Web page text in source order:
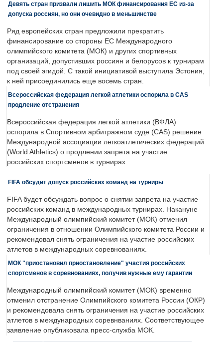
Девять стран призвали лишить МОК финансирования ЕС из-за
допуска россиян, но они очевидно в меньшинстве
Ряд европейских стран предложили прекратить
финансирование со стороны ЕС Международного
олимпийского комитета (МОК) и других спортивных
организаций, допустивших россиян и белорусов к турнирам
под своей эгидой. С такой инициативой выступила Эстония,
к ней присоединились еще восемь стран.
Всероссийская федерация легкой атлетики оспорила в CAS
продление отстранения
Всероссийская федерация легкой атлетики (ВФЛА)
оспорила в Спортивном арбитражном суде (CAS) решение
Международной ассоциации легкоатлетических федераций
(World Athletics) о продлении запрета на участие
российских спортсменов в турнирах.
FIFA обсудит допуск российских команд на турниры
FIFA будет обсуждать вопрос о снятии запрета на участие
российских команд в международных турнирах. Накануне
Международный олимпийский комитет (МОК) отменил
ограничения в отношении Олимпийского комитета России и
рекомендовал снять ограничения на участие российских
атлетов в международных соревнованиях.
МОК "приостановил приостановление" участия российских
спортсменов в соревнованиях, получив нужные ему гарантии
Международный олимпийский комитет (МОК) временно
отменил отстранение Олимпийского комитета России (ОКР)
и рекомендовала снять ограничения на участие российских
атлетов в международных соревнваниях. Соответствующее
заявление опубликовала пресс-служба МОК.